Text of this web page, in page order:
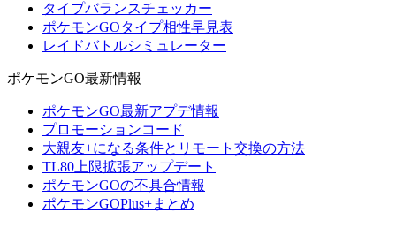
タイプバランスチェッカー
ポケモンGOタイプ相性早見表
レイドバトルシミュレーター
ポケモンGO最新情報
ポケモンGO最新アプデ情報
プロモーションコード
大親友+になる条件とリモート交換の方法
TL80上限拡張アップデート
ポケモンGOの不具合情報
ポケモンGOPlus+まとめ